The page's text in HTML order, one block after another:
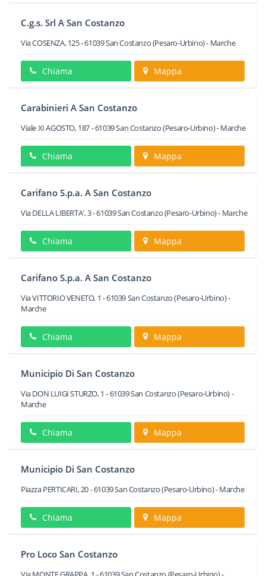
C.g.s. Srl A San Costanzo
Via COSENZA, 125-61039San Costanzo(Pesaro-Urbino) - Marche
Chiama Mappa
Carabinieri A San Costanzo
Viale XI AGOSTO, 187-61039San Costanzo(Pesaro-Urbino) -Marche
Chiama Mappa
Carifano S.p.a. A San Costanzo
Via DELLA LIBERTA', 3-61039San Costanzo(Pesaro-Urbino) - Marche
Chiama Mappa
Carifano S.p.a. A San Costanzo
Via VITTORIO VENETO, 1 -61039San Costanzo(Pesaro-Urbino) -
Marche
Chiama Mappa
Municipio Di San Costanzo
Via DON LUIGI STURZO, 1 -61039San Costanzo(Pesaro-Urbino) -
Marche
Chiama Mappa
Municipio Di San Costanzo
Piazza PERTICARI, 20-61039San Costanzo(Pesaro-Urbino) -Marche
Chiama Mappa
Pro Loco San Costanzo